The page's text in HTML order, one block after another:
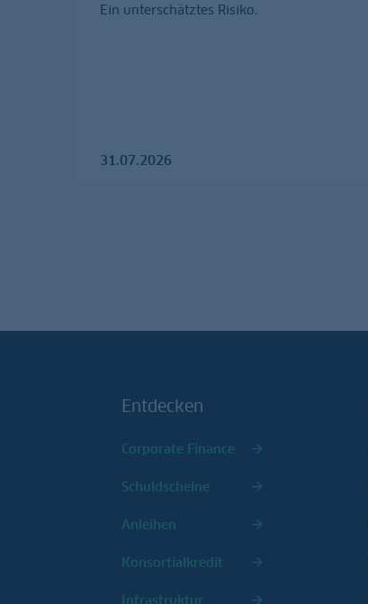
Ein unterschätztes Risiko.
31.07.2026
Entdecken
Corporate Finance
Schuldscheine
Anleihen
Konsortialkredit
Infrastruktur